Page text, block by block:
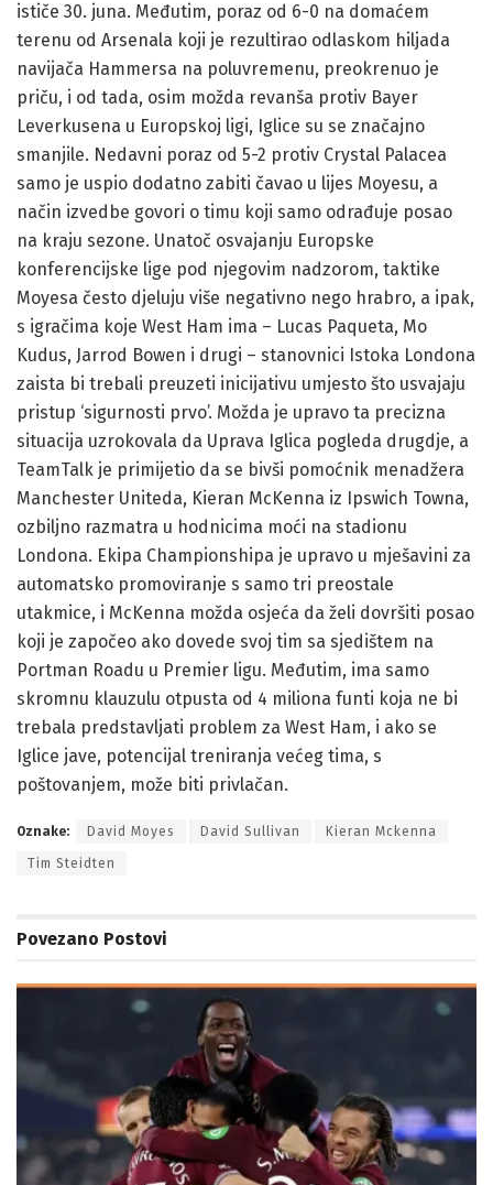
ističe 30. juna. Međutim, poraz od 6-0 na domaćem
terenu od Arsenala koji je rezultirao odlaskom hiljada
navijača Hammersa na poluvremenu, preokrenuo je
priču, i od tada, osim možda revanša protiv Bayer
Leverkusena u Europskoj ligi, Iglice su se značajno
smanjile. Nedavni poraz od 5-2 protiv Crystal Palacea
samo je uspio dodatno zabiti čavao u lijes Moyesu, a
način izvedbe govori o timu koji samo odrađuje posao
na kraju sezone. Unatoč osvajanju Europske
konferencijske lige pod njegovim nadzorom, taktike
Moyesa često djeluju više negativno nego hrabro, a ipak,
s igračima koje West Ham ima – Lucas Paqueta, Mo
Kudus, Jarrod Bowen i drugi – stanovnici Istoka Londona
zaista bi trebali preuzeti inicijativu umjesto što usvajaju
pristup ‘sigurnosti prvo’. Možda je upravo ta precizna
situacija uzrokovala da Uprava Iglica pogleda drugdje, a
TeamTalk je primijetio da se bivši pomoćnik menadžera
Manchester Uniteda, Kieran McKenna iz Ipswich Towna,
ozbiljno razmatra u hodnicima moći na stadionu
Londona. Ekipa Championshipa je upravo u mješavini za
automatsko promoviranje s samo tri preostale
utakmice, i McKenna možda osjeća da želi dovršiti posao
koji je započeo ako dovede svoj tim sa sjedištem na
Portman Roadu u Premier ligu. Međutim, ima samo
skromnu klauzulu otpusta od 4 miliona funti koja ne bi
trebala predstavljati problem za West Ham, i ako se
Iglice jave, potencijal treniranja većeg tima, s
poštovanjem, može biti privlačan.
Oznake: David Moyes David Sullivan Kieran Mckenna
Tim Steidten
Povezano Postovi